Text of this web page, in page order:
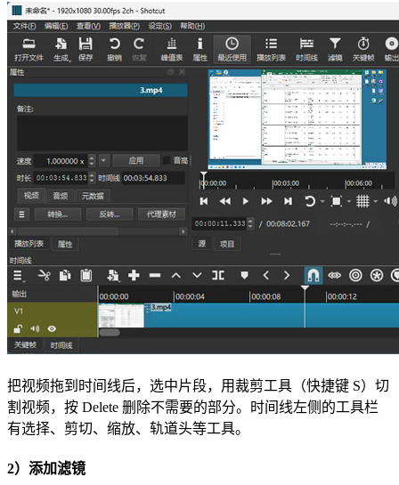
把视频拖到时间线后，选中片段，用裁剪工具（快捷键 S）切
割视频，按 Delete 删除不需要的部分。时间线左侧的工具栏
有选择、剪切、缩放、轨道头等工具。
2）添加滤镜